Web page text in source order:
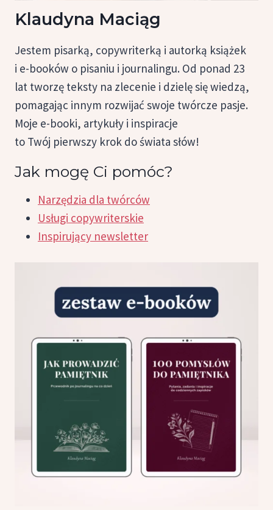
Klaudyna Maciąg
Jestem pisarką, copywriterką i autorką książek
i e-booków o pisaniu i journalingu. Od ponad 23
lat tworzę teksty na zlecenie i dzielę się wiedzą,
pomagając innym rozwijać swoje twórcze pasje.
Moje e-booki, artykuły i inspiracje
to Twój pierwszy krok do świata słów!
Jak mogę Ci pomóc?
Narzędzia dla twórców
Usługi copywriterskie
Inspirujący newsletter